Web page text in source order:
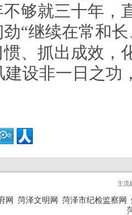
够就三十年，
“继续在常和
、抓出成效，
建设非一日之功
主流
网 菏泽文明网 菏泽市纪检监察网